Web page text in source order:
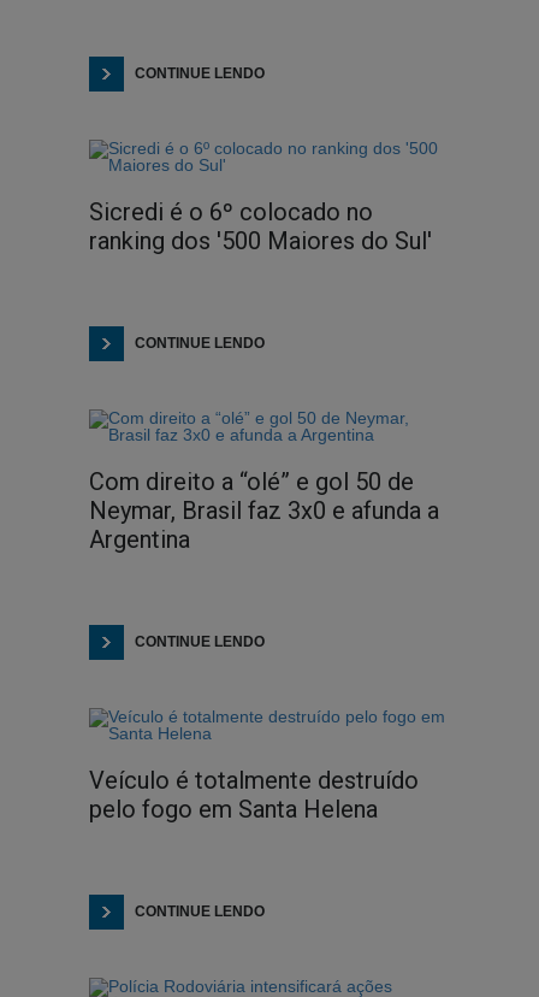
CONTINUE LENDO
Sicredi é o 6º colocado no
ranking dos '500 Maiores do Sul'
CONTINUE LENDO
Com direito a “olé” e gol 50 de
Neymar, Brasil faz 3x0 e afunda a
Argentina
CONTINUE LENDO
Veículo é totalmente destruído
pelo fogo em Santa Helena
CONTINUE LENDO